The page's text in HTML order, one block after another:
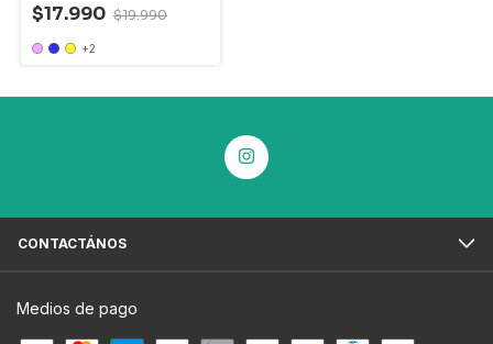
$17.990 $19.990
+2
CONTACTÁNOS
Medios de pago